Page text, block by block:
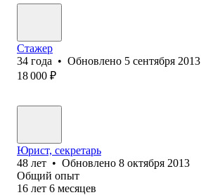
Стажер
34 года • Обновлено 5 сентября 2013
18 000 ₽
Юрист, секретарь
48 лет • Обновлено 8 октября 2013
Общий опыт
16 лет 6 месяцев